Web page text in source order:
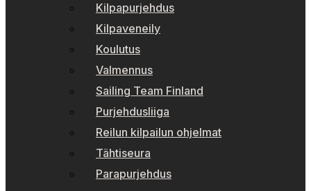
Kilpapurjehdus
Kilpaveneily
Koulutus
Valmennus
Sailing Team Finland
Purjehdusliiga
Reilun kilpailun ohjelmat
Tähtiseura
Parapurjehdus